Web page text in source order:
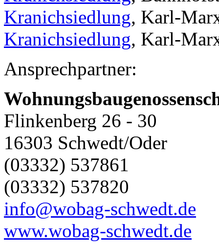
Kranichsiedlung, Karl-
Kranichsiedlung, Karl-
Ansprechpartner:
Flinkenberg 26 - 30
16303 Schwedt/Oder
(03332) 537861
(03332) 537820
info@wobag-schwedt.de
www.wobag-schwedt.de